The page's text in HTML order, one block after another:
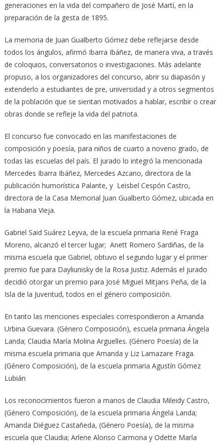
generaciones en la vida del compañero de José Martí, en la
preparación de la gesta de 1895.
La memoria de Juan Gualberto Gómez debe reflejarse desde
todos los ángulos, afirmó Ibarra Ibáñez, de manera viva, a través
de coloquios, conversatorios o investigaciones. Más adelante
propuso, a los organizadores del concurso, abrir su diapasón y
extenderlo a estudiantes de pre, universidad y a otros segmentos
de la población que se sientan motivados a hablar, escribir o crear
obras donde se refleje la vida del patriota.
El concurso fue convocado en las manifestaciones de
composición y poesía, para niños de cuarto a noveno grado, de
todas las escuelas del país. El jurado lo integró la mencionada
Mercedes Ibarra Ibáñez, Mercedes Azcano, directora de la
publicación humorística Palante, y Leisbel Cespón Castro,
directora de la Casa Memorial Juan Gualberto Gómez, ubicada en
la Habana Vieja.
Gabriel Said Suárez Leyva, de la escuela primaria René Fraga
Moreno, alcanzó el tercer lugar; Anett Romero Sardiñas, de la
misma escuela que Gabriel, obtuvo el segundo lugar y el primer
premio fue para Dayliunisky de la Rosa Justiz. Además el jurado
decidió otorgar un premio para José Miguel Mitjans Peña, de la
Isla de la Juventud, todos en el género composición.
En tanto las menciones especiales correspondieron a Amanda
Urbina Guevara. (Género Composición), escuela primaria Ángela
Landa; Claudia María Molina Arguelles. (Género Poesía) de la
misma escuela primaria que Amanda y Liz Lamazare Fraga.
(Género Composición), de la escuela primaria Agustín Gómez
Lubián
Los reconocimientos fueron a manos de Claudia Mileidy Castro,
(Género Composición), de la escuela primaria Ángela Landa;
Amanda Diéguez Castañeda, (Género Poesía), de la misma
escuela que Claudia; Arlene Alonso Carmona y Odette María